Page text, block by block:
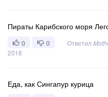
Пираты Карибского моря
0 0 Ответил
2018
Еда, как Сингапур курица